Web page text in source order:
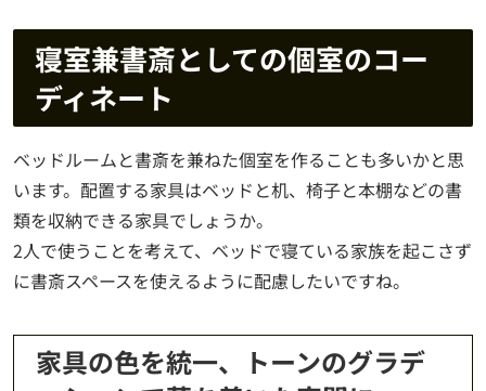
寝室兼書斎としての個室のコー
ディネート
ベッドルームと書斎を兼ねた個室を作ることも多いかと思
います。配置する家具はベッドと机、椅子と本棚などの書
類を収納できる家具でしょうか。
2人で使うことを考えて、ベッドで寝ている家族を起こさず
に書斎スペースを使えるように配慮したいですね。
家具の色を統一、トーンのグラデ